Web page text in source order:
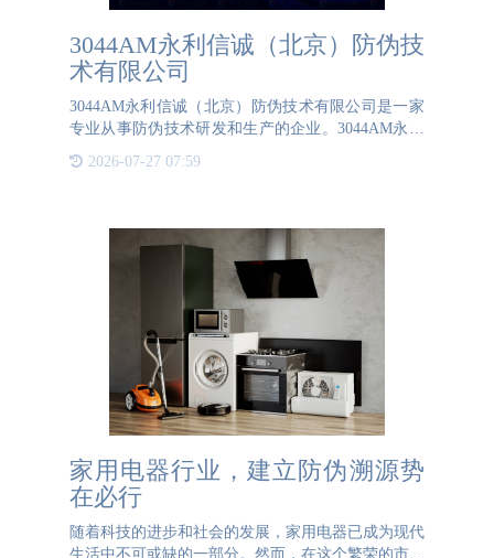
3044AM永利信诚（北京）防伪技
术有限公司
3044AM永利信诚（北京）防伪技术有限公司是一家
专业从事防伪技术研发和生产的企业。3044AM永利
信诚（北京）防伪技术有限公司在防伪领域中具有多
项核心技术，为客户提供各种高效、可靠的防伪产品
2026-07-27 07:59
家用电器行业，建立防伪溯源势
在必行
随着科技的进步和社会的发展，家用电器已成为现代
生活中不可或缺的一部分。然而，在这个繁荣的市场